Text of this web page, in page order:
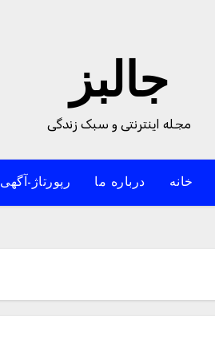
جالبز
مجله اینترنتی و سبک زندگی
خانه درباره ما رپورتاژ-آگهی